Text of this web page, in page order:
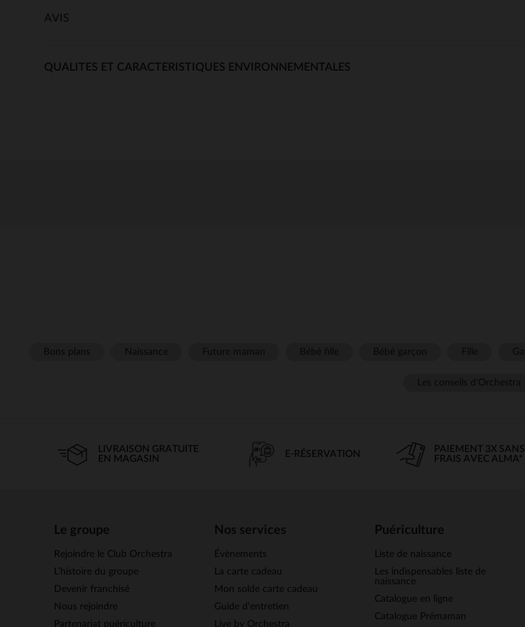
AVIS
QUALITES ET CARACTERISTIQUES ENVIRONNEMENTALES
LIVRAISON GRATUITE
EN MAGASIN
E-RÉSERVATION
PAIEMENT 3X SANS
FRAIS AVEC ALMA*
Le groupe
Rejoindre le Club Orchestra
L’histoire du groupe
Devenir franchisé
Nous rejoindre
Partenariat puériculture
Nos services
Évènements
La carte cadeau
Mon solde carte cadeau
Guide d'entretien
Live by Orchestra
Puériculture
Liste de naissance
Les indispensables liste de
naissance
Catalogue en ligne
Catalogue Prémaman